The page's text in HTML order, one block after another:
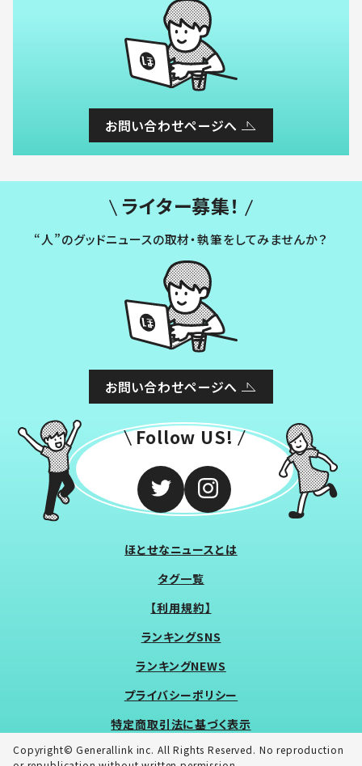
お問い合わせページへ
ライター募集！
“人”のグッドニュースの取材・執筆をしてみませんか？
お問い合わせページへ
Follow US!
ほとせなニュースとは
タグ一覧
【利用規約】
ランキングSNS
ランキングNEWS
プライバシーポリシー
特定商取引法に基づく表示
Copyright© Generallink inc. All Rights Reserved. No reproduction